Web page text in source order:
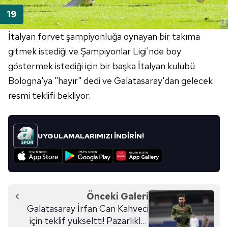
İtalyan forvet şampiyonluğa oynayan bir takıma
gitmek istediği ve Şampiyonlar Ligi'nde boy
göstermek istediği için bir başka İtalyan kulübü
Bologna'ya "hayır" dedi ve Galatasaray'dan gelecek
resmi teklifi bekliyor.
UYGULAMALARIMIZI İNDİRİN!
Önceki Galeri
Galatasaray İrfan Can Kahveci
için teklif yükseltti! Pazarlıklar